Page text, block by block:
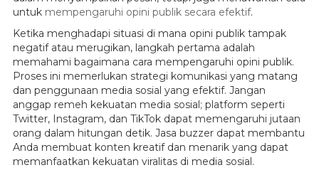
untuk mempengaruhi opini publik secara efektif.
Ketika menghadapi situasi di mana opini publik tampak
negatif atau merugikan, langkah pertama adalah
memahami bagaimana cara mempengaruhi opini publik.
Proses ini memerlukan strategi komunikasi yang matang
dan penggunaan media sosial yang efektif. Jangan
anggap remeh kekuatan media sosial; platform seperti
Twitter, Instagram, dan TikTok dapat memengaruhi jutaan
orang dalam hitungan detik. Jasa buzzer dapat membantu
Anda membuat konten kreatif dan menarik yang dapat
memanfaatkan kekuatan viralitas di media sosial.